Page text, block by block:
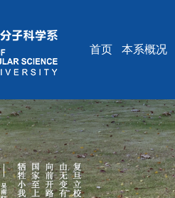
首页 本系概况